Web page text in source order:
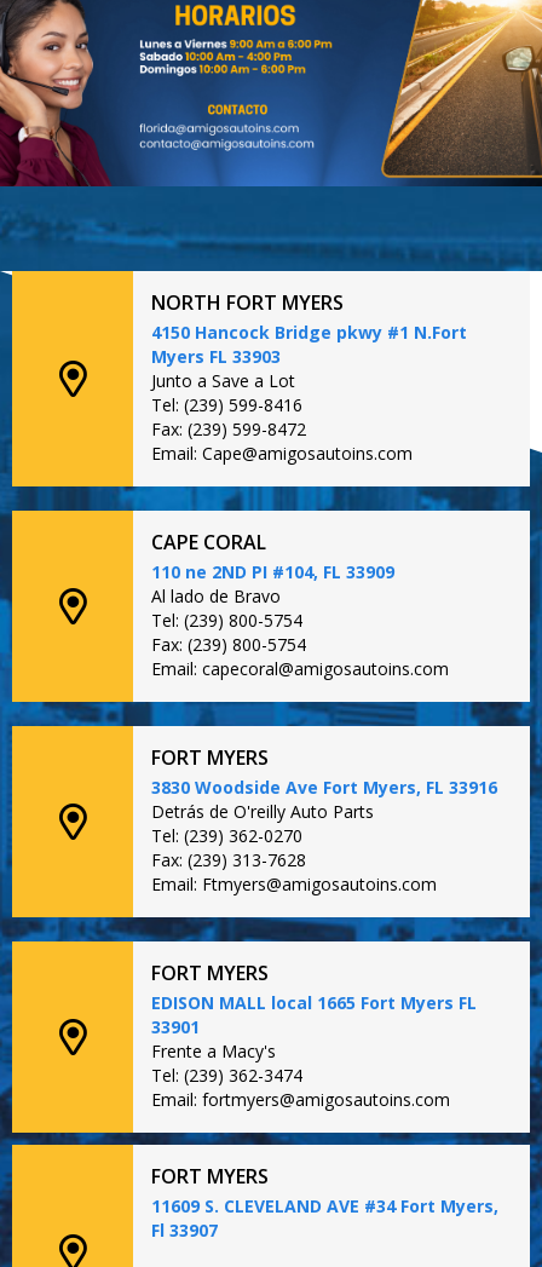
NORTH FORT MYERS
4150 Hancock Bridge pkwy #1 N.Fort
Myers FL 33903
Junto a Save a Lot
Tel: (239) 599-8416
Fax: (239) 599-8472
Email: Cape@amigosautoins.com
CAPE CORAL
110 ne 2ND PI #104, FL 33909
Al lado de Bravo
Tel: (239) 800-5754
Fax: (239) 800-5754
Email: capecoral@amigosautoins.com
FORT MYERS
3830 Woodside Ave Fort Myers, FL 33916
Detrás de O'reilly Auto Parts
Tel: (239) 362-0270
Fax: (239) 313-7628
Email: Ftmyers@amigosautoins.com
FORT MYERS
EDISON MALL local 1665 Fort Myers FL
33901
Frente a Macy's
Tel: (239) 362-3474
Email: fortmyers@amigosautoins.com
FORT MYERS
11609 S. CLEVELAND AVE #34 Fort Myers,
Fl 33907